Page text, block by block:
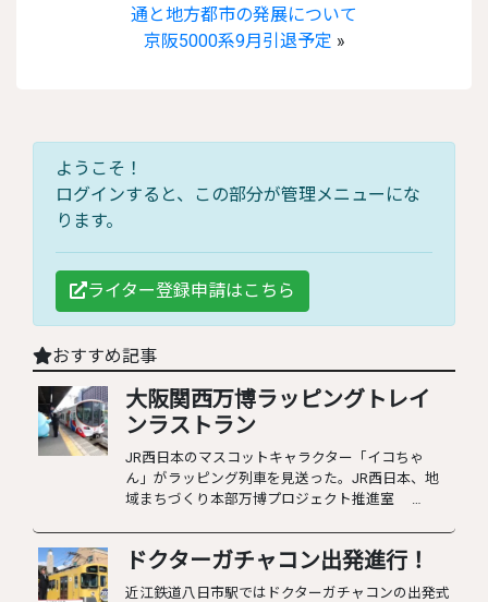
通と地方都市の発展について
京阪5000系9月引退予定 »
ようこそ！
ログインすると、この部分が管理メニューにな
ります。
ライター登録申請はこちら
おすすめ記事
大阪関西万博ラッピングトレイ
ンラストラン
JR西日本のマスコットキャラクター「イコちゃ
ん」がラッピング列車を見送った。JR西日本、地
域まちづくり本部万博プロジェクト推進室 …
ドクターガチャコン出発進行！
近江鉄道八日市駅ではドクターガチャコンの出発式